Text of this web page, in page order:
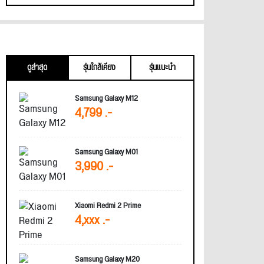
ดูล่าสุด รุ่นใกล้เคียง
รุ่นแนะนำ
Samsung Galaxy M12
4,799 .-
Samsung Galaxy M01
3,990 .-
Xiaomi Redmi 2 Prime
4,xxx .-
Samsung Galaxy M20